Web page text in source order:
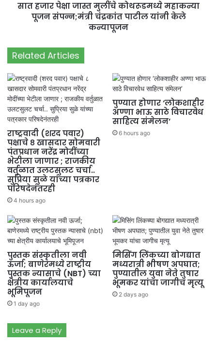
सात हजार पेक्षा जास्त मुलींचे कोथरूडमध्ये महाकन्या
पूजन संपन्न;मंत्री चंद्रकांत पाटील यांनी केले
कन्यापूजन
Related Articles
राष्ट्रवादी (शरद पवार)
पक्षाचे ८ खासदार सोमवारी
पंतप्रधान नरेंद्र मोदींच्या
भेटीला जाणार ; राजकीय
वर्तुळात उलटसुलट चर्चा..
सुप्रिया सुळे यांच्या पत्रकार
परिषदेनंतरही
4 hours ago
पुण्यात होणार ‘लोकशाहीर
अण्णा भाऊ साठे विचारवेध
साहित्य संमेलन’
6 hours ago
पुस्तक संस्कृतीला नवी
ऊर्जा; बाणेरमध्ये राष्ट्रीय
पुस्तक न्यासाचे (NBT) च्या
क्षेत्रीय कार्यालयाचे
भूमिपूजन
1 day ago
मिसिंग लिंकच्या बोगद्यात
मध्यरात्री भीषण अपघात;
पुण्यातील युवा नेते तुषार
भूमकर यांचा जागीच मृत्यू
2 days ago
Leave a Reply